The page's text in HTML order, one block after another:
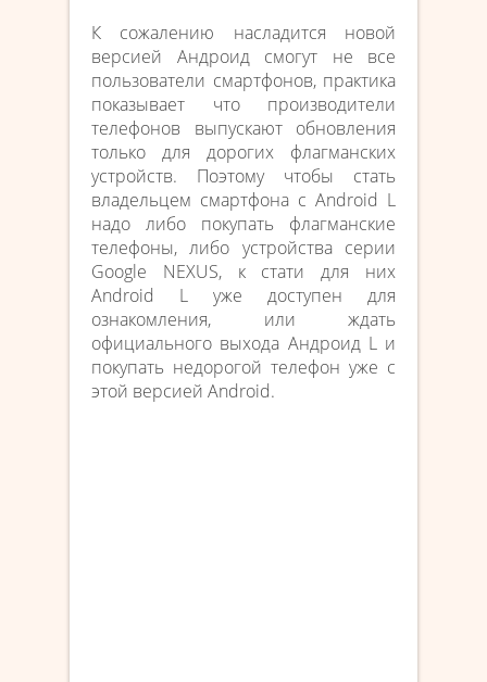
К сожалению насладится новой
версией Андроид смогут не все
пользователи смартфонов, практика
показывает что производители
телефонов выпускают обновления
только для дорогих флагманских
устройств. Поэтому чтобы стать
владельцем смартфона с Android L
надо либо покупать флагманские
телефоны, либо устройства серии
Google NEXUS, к стати для них
Android L уже доступен для
ознакомления, или ждать
официального выхода Андроид L и
покупать недорогой телефон уже с
этой версией Android.